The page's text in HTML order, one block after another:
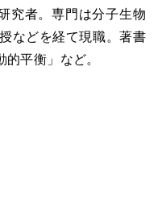
究者。専門は分子生物
などを経て現職。著書
平衡」など。